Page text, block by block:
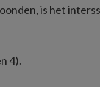
is het
4).